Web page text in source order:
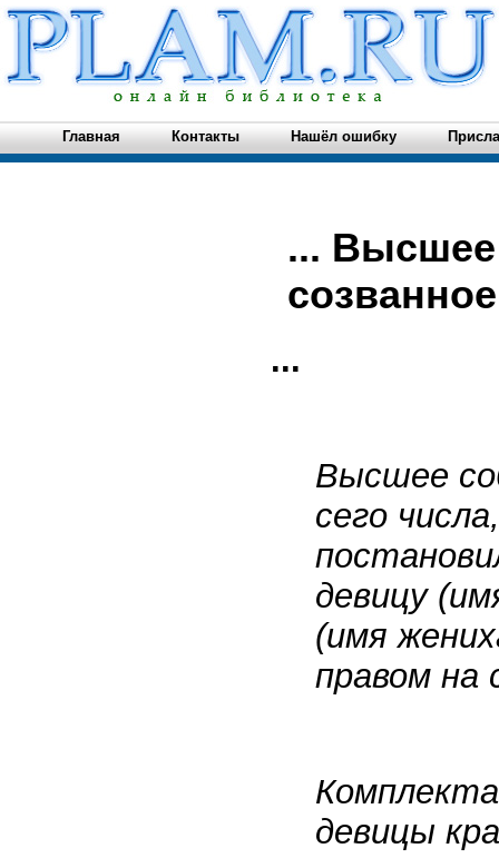
Главная Контакты Нашёл ошибку
... Высшее
...
Высшее
сего
девицу
(имя
правом на
девицы